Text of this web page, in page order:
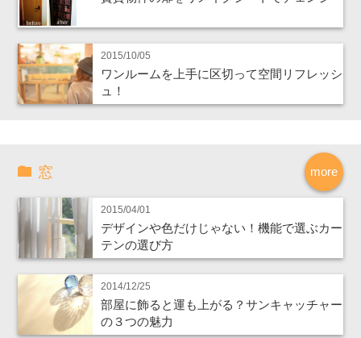
2015/10/05
ワンルームを上手に区切って空間リフレッシ
ュ！
more
窓
2015/04/01
デザインや色だけじゃない！機能で選ぶカー
テンの選び方
2014/12/25
部屋に飾ると運も上がる？サンキャッチャー
の３つの魅力